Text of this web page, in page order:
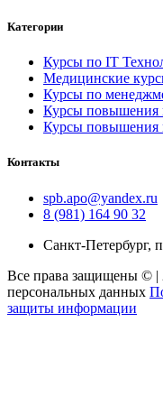
Категории
Курсы по IT
Медицинские
Курсы по
Курсы повышения
Курсы повышения
Контакты
spb.apo@yandex.ru
8 (981) 164 90 32
Санкт-Петербург,
Все права защищены © |
персональных данных
защиты информации